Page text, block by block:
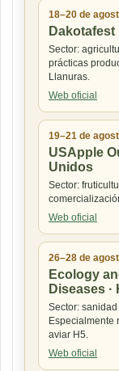
18–20 de
Dakotafest
Sector:
prácticas
Llanuras.
Web oficial
19–21 de
USApple
Unidos
Sector:
Web oficial
26–28 de
Ecology
Diseases
Sector:
Especialmente
aviar H5.
Web oficial